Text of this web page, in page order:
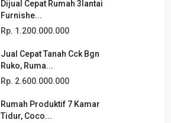
Dijual Cepat Rumah 3lantai
Furnishe...
Rp. 1.200.000.000
Jual Cepat Tanah Cck Bgn
Ruko, Ruma...
Rp. 2.600.000.000
Rumah Produktif 7 Kamar
Tidur, Coco...